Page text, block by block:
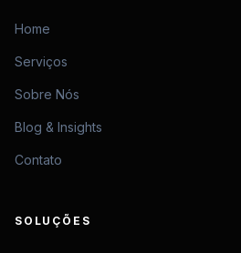
Home
Serviços
Sobre Nós
Blog & Insights
Contato
SOLUÇÕES